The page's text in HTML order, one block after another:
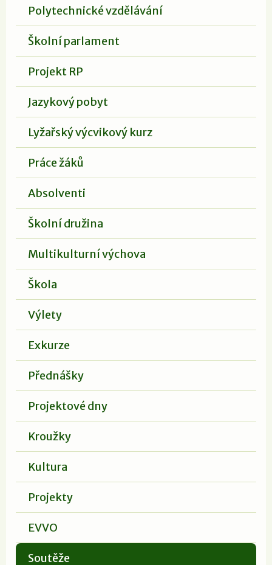
Polytechnické vzdělávání
Školní parlament
Projekt RP
Jazykový pobyt
Lyžařský výcvikový kurz
Práce žáků
Absolventi
Školní družina
Multikulturní výchova
Škola
Výlety
Exkurze
Přednášky
Projektové dny
Kroužky
Kultura
Projekty
EVVO
Soutěže